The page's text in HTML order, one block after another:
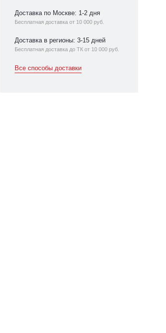
Доставка по Москве: 1-2 дня
Бесплатная доставка от 10 000 руб.
Доставка в регионы: 3-15 дней
Бесплатная доставка до ТК от 10 000 руб.
Все способы доставки